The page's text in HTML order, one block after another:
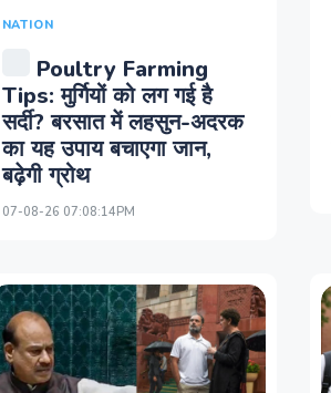
NATION
Poultry Farming
Tips: मुर्गियों को लग गई है
सर्दी? बरसात में लहसुन-अदरक
का यह उपाय बचाएगा जान,
बढ़ेगी ग्रोथ
07-08-26 07:08:14PM